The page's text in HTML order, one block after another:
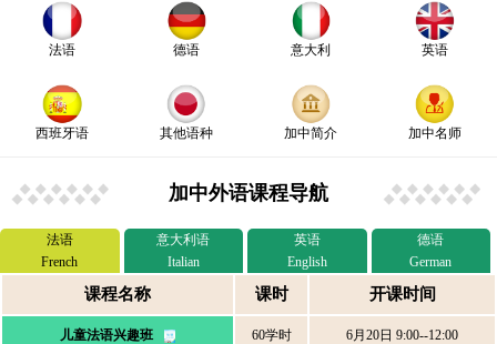
法语 德语 意大利 英语
西班牙语 其他语种 加中简介 加中名师
加中外语课程导航
法语
French
意大利语
Italian
英语
English
德语
German
课程名称 课时 开课时间
儿童法语兴趣班 60学时 6月20日 9:00--12:00